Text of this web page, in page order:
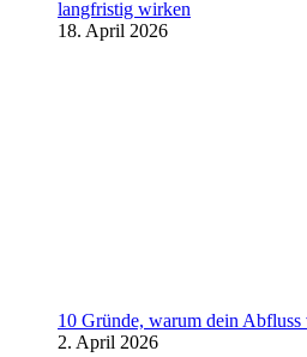
langfristig wirken
18. April 2026
10 Gründe, warum dein Abfluss
2. April 2026